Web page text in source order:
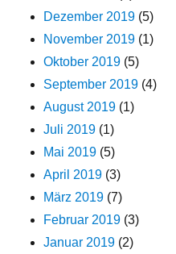
Dezember 2019 (5)
November 2019 (1)
Oktober 2019 (5)
September 2019 (4)
August 2019 (1)
Juli 2019 (1)
Mai 2019 (5)
April 2019 (3)
März 2019 (7)
Februar 2019 (3)
Januar 2019 (2)